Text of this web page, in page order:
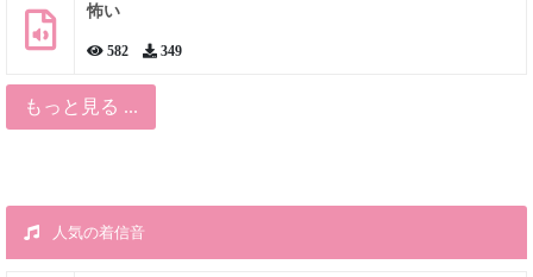
怖い
582 349
もっと見る ...
人気の着信音